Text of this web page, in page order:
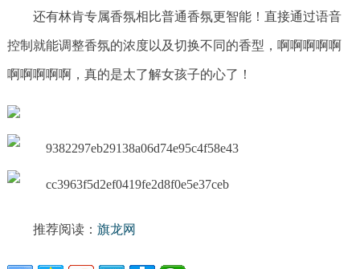
还有林肯专属香氛相比普通香氛更智能！直接通过语音
控制就能调整香氛的浓度以及切换不同的香型，啊啊啊啊啊
啊啊啊啊啊，真的是太了解女孩子的心了！
推荐阅读： 旗龙网